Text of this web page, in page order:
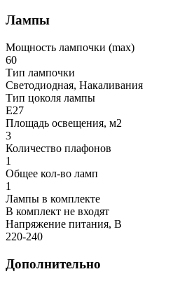
Лампы
Мощность лампочки (max)
60
Тип лампочки
Светодиодная, Накаливания
Тип цоколя лампы
E27
Площадь освещения, м2
3
Количество плафонов
1
Общее кол-во ламп
1
Лампы в комплекте
В комплект не входят
Напряжение питания, В
220-240
Дополнительно